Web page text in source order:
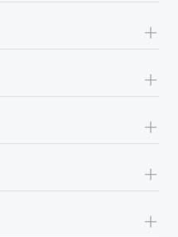
+
+
+
+
+